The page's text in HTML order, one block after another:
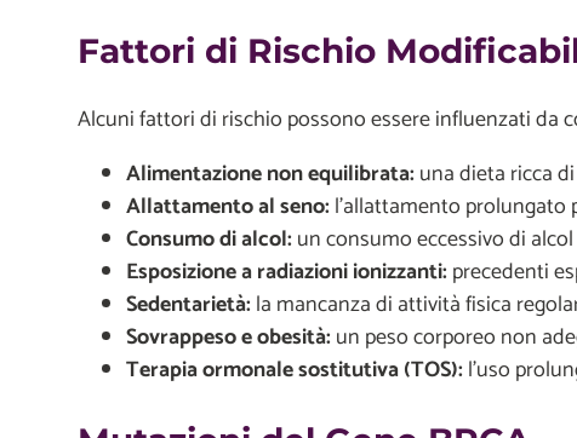
Fattori di Rischio
Alcuni fattori di rischio possono essere influenzati da
Alimentazione non equilibrata:una dieta ricca
Allattamento al seno:l’allattamento
Consumo di alcol:un consumo eccessivo di
Esposizione a radiazioni ionizzanti:precedenti
Sedentarietà:la mancanza di attività fisica
Sovrappeso e obesità:un peso corporeo non
Terapia ormonale sostitutiva (TOS):l’uso